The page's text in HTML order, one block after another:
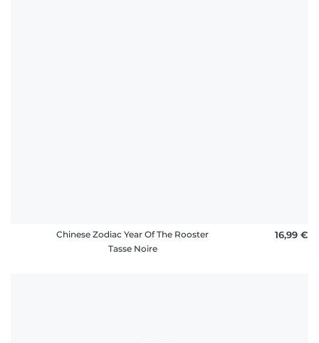
Chinese Zodiac Year Of The Rooster
Tasse Noire
16,99 €